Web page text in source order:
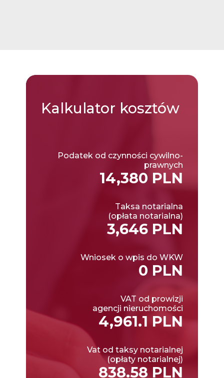
Kalkulator kosztów
Podatek od czynności cywilno-
prawnych
14,380 PLN
Taksa notarialna
(opłata notarialna)
3,646 PLN
Wniosek o wpis do WKW
0 PLN
VAT od prowizji
agencji nieruchomości
4,961.1 PLN
Vat od taksy notarialnej
(opłaty notarialnej)
838.58 PLN